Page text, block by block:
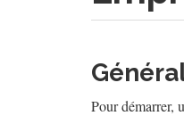
Pour démarrer,